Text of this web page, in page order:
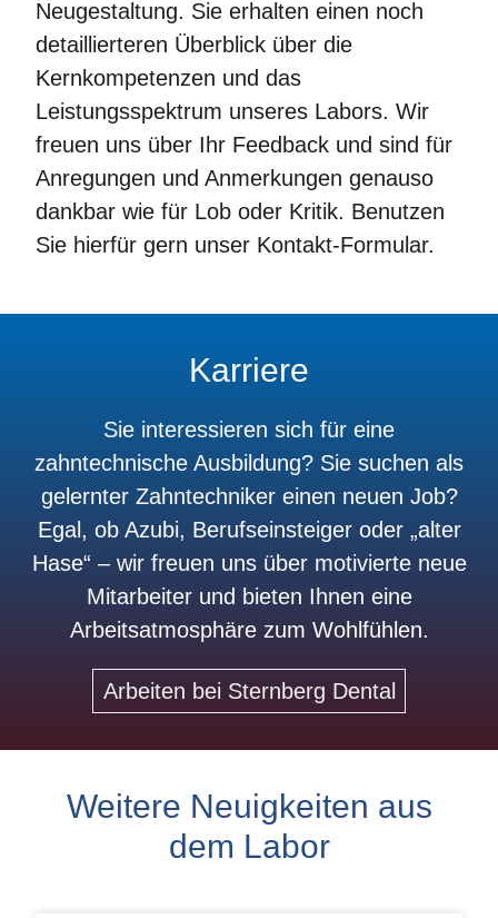
Neugestaltung. Sie erhalten einen noch
detaillierteren Überblick über die
Kernkompetenzen und das
Leistungsspektrum unseres Labors. Wir
freuen uns über Ihr Feedback und sind für
Anregungen und Anmerkungen genauso
dankbar wie für Lob oder Kritik. Benutzen
Sie hierfür gern unser Kontakt-Formular.
Karriere
Sie interessieren sich für eine
zahntechnische Ausbildung? Sie suchen als
gelernter Zahntechniker einen neuen Job?
Egal, ob Azubi, Berufseinsteiger oder „alter
Hase“ – wir freuen uns über motivierte neue
Mitarbeiter und bieten Ihnen eine
Arbeitsatmosphäre zum Wohlfühlen.
Arbeiten bei Sternberg Dental
Weitere Neuigkeiten aus
dem Labor